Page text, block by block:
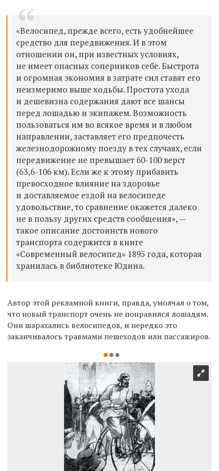
«Велосипед, прежде всего, есть удобнейшее
средство для передвижения. И в этом
отношении он, при известных условиях,
не имеет опасных соперников себе. Быстрота
и огромная экономия в затрате сил ставят его
неизмеримо выше ходьбы. Простота ухода
и дешевизна содержания дают все шансы
перед лошадью и экипажем. Возможность
пользоваться им во всякое время и в любом
направлении, заставляет его предпочесть
железнодорожному поезду в тех случаях, если
передвижение не превышает 60-100 верст
(63,6-106 км). Если же к этому прибавить
превосходное влияние на здоровье
и доставляемое ездой на велосипеде
удовольствие, то сравнение окажется далеко
не в пользу других средств сообщения», —
такое описание достоинств нового
транспорта содержится в книге
«Современный велосипед» 1895 года, которая
хранилась в библиотеке Юдина.
Автор этой рекламной книги, правда, умолчал о том,
что новый транспорт очень не понравился лошадям.
Они шарахались велосипедов, и нередко это
заканчивалось травмами пешеходов или пассажиров.